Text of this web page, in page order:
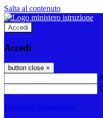
Salta al contenuto
Accedi
Accedi
button close ×